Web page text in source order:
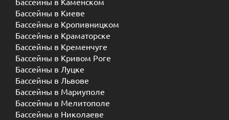
Бассейны в Киеве
Бассейны в Кропивницком
Бассейны в Краматорске
Бассейны в Кременчуге
Бассейны в Кривом Роге
Бассейны в Луцке
Бассейны в Львове
Бассейны в Мариуполе
Бассейны в Мелитополе
Бассейны в Николаеве